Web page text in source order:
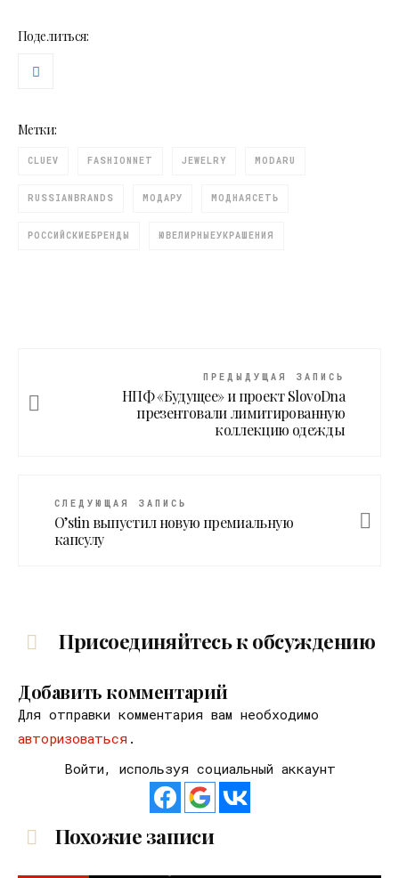
Поделиться:
Метки:
CLUEV FASHIONNET JEWELRY MODARU
RUSSIANBRANDS МОДАРУ МОДНАЯСЕТЬ
РОССИЙСКИЕБРЕНДЫ ЮВЕЛИРНЫЕУКРАШЕНИЯ
ПРЕДЫДУЩАЯ ЗАПИСЬ
НПФ «Будущее» и проект SlovoDna
презентовали лимитированную
коллекцию одежды
СЛЕДУЮЩАЯ ЗАПИСЬ
O’stin выпустил новую премиальную
капсулу
Присоединяйтесь к обсуждению
Добавить комментарий
Для отправки комментария вам необходимо
авторизоваться .
Войти, используя социальный аккаунт
Похожие записи